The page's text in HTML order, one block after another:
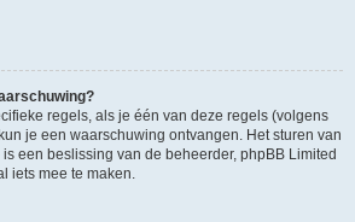
regels, als je één van deze regels (volgens
je een waarschuwing ontvangen. Het sturen van
een beslissing van de beheerder, phpBB Limited
iets mee te maken.